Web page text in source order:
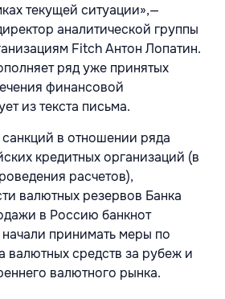
текущей ситуации»,—
аналитической группы
Fitch Антон Лопатин.
ряд уже принятых
финансовой
из текста письма.
в отношении ряда
кредитных организаций (в
расчетов),
валютных резервов Банка
в Россию банкнот
принимать меры по
валютных средств за рубеж и
валютного рынка.